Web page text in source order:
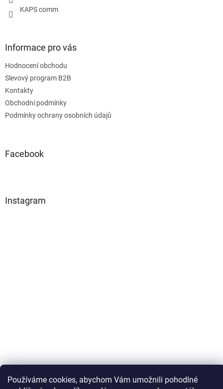
Používáme cookies, abychom Vám umožnili pohodlné
KAPS comm
Informace pro vás
Hodnocení obchodu
Slevový program B2B
Kontakty
Obchodní podmínky
Podmínky ochrany osobních údajů
Facebook
Instagram
Sledovat na Instagramu